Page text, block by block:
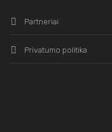
Partneriai
Privatumo politika